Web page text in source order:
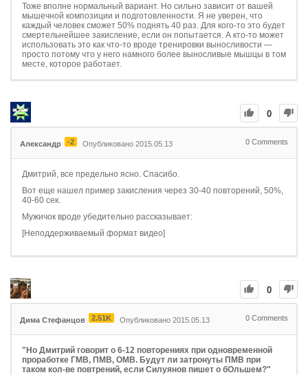
Тоже вполне нормальный вариант. Но сильно зависит от вашей
мышечной композиции и подготовленности. Я не уверен, что
каждый человек сможет 50% поднять 40 раз. Для кого-то это будет
смертельнейшее закисление, если он попытается. А кто-то может
использовать это как что-то вроде тренировки выносливости —
просто потому что у него намного более выносливые мышцы в том
месте, которое работает.
0
Александр -2 Опубликовано 2015.05.13 0 Comments
Дмитрий, все предельно ясно. Спасибо.
Вот еще нашел пример закисления через 30-40 повторений, 50%,
40-60 сек.
Мужичок вроде убедительно рассказывает:
[Неподдерживаемый формат видео]
0
Дима Стефанцов 2.51K Опубликовано 2015.05.13 0 Comments
"Но Дмитрий говорит о 6-12 повторениях при одновременной
проработке ГМВ, ПМВ, ОМВ. Будут ли затронуты ПМВ при
таком кол-ве повтрений, если Силуянов пишет о бОльшем?"